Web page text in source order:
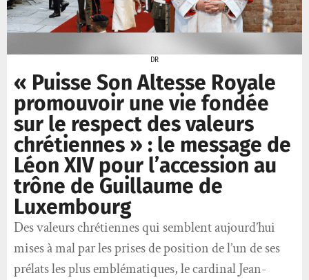
DR
« Puisse Son Altesse Royale
promouvoir une vie fondée
sur le respect des valeurs
chrétiennes » : le message de
Léon XIV pour l’accession au
trône de Guillaume de
Luxembourg
Des valeurs chrétiennes qui semblent aujourd’hui
mises à mal par les prises de position de l’un de ses
prélats les plus emblématiques, le cardinal Jean-